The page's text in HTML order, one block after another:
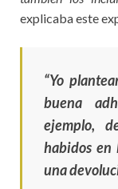
explicaba este
“Yo
buena
ejemplo,
habidos en
una